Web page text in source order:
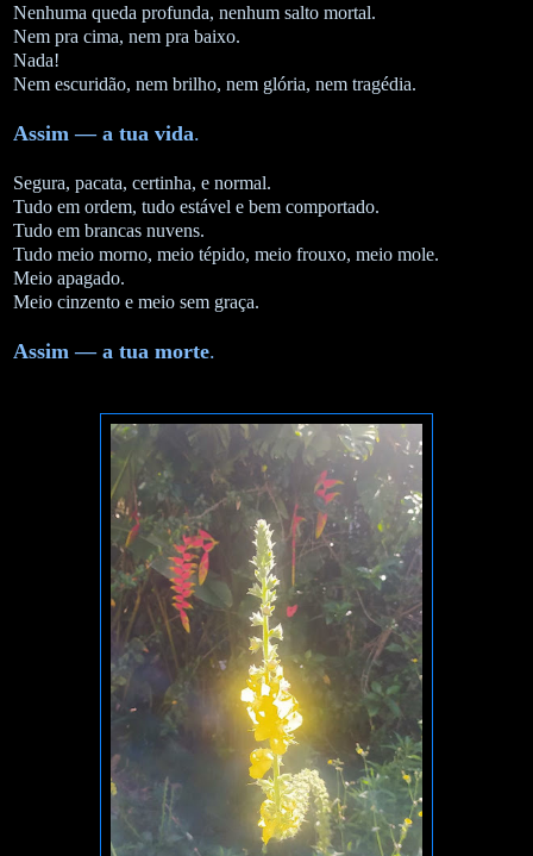
Nenhuma queda profunda, nenhum salto mortal.
Nem pra cima, nem pra baixo.
Nada!
Nem escuridão, nem brilho, nem glória, nem tragédia.
Assim — a tua vida.
Segura, pacata, certinha, e normal.
Tudo em ordem, tudo estável e bem comportado.
Tudo em brancas nuvens.
Tudo meio morno, meio tépido, meio frouxo, meio mole.
Meio apagado.
Meio cinzento e meio sem graça.
Assim — a tua morte.